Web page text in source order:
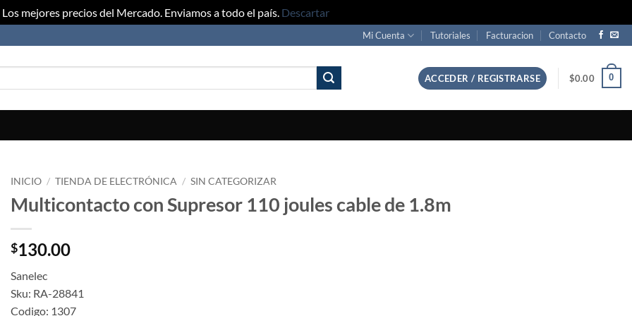
Los mejores precios del Mercado. Enviamos a todo el país. Descartar
Mi Cuenta Tutoriales Facturacion Contacto
ACCEDER / REGISTRARSE $0.00 0
INICIO / TIENDA DE ELECTRÓNICA / SIN CATEGORIZAR
Multicontacto con Supresor 110 joules cable de 1.8m
$130.00
Sanelec
Sku: RA-28841
Codigo: 1307